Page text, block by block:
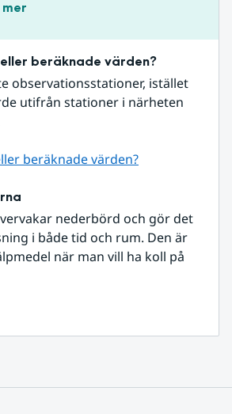
beräknade värden?
observationsstationer, istället
utifrån stationer i närheten
beräknade värden?
nederbörd och gör det
i både tid och rum. Den är
när man vill ha koll på